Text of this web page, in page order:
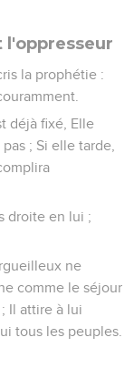
l'oppresseur
la prophétie :
déjà fixé, Elle
; Si elle tarde,
droite en lui ;
ne
comme le séjour
Il attire à lui
tous les peuples.